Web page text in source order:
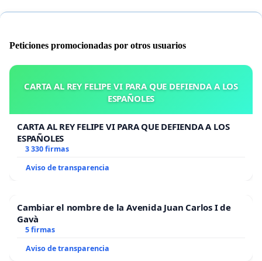
Peticiones promocionadas por otros usuarios
CARTA AL REY FELIPE VI PARA QUE DEFIENDA A LOS
ESPAÑOLES
CARTA AL REY FELIPE VI PARA QUE DEFIENDA A LOS
ESPAÑOLES
3 330 firmas
Aviso de transparencia
Cambiar el nombre de la Avenida Juan Carlos I de
Gavà
5 firmas
Aviso de transparencia